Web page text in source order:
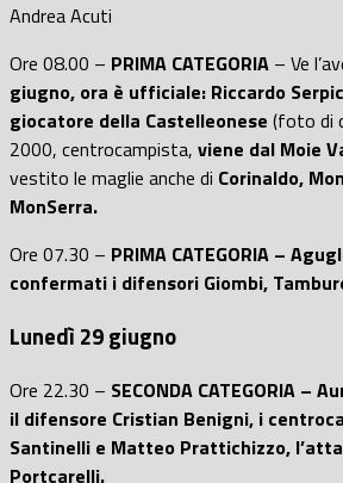
Andrea Acuti
Ore 08.00 – PRIMA CATEGORIA – Ve
giugno, ora è ufficiale: Riccardo
giocatore della Castelleonese (foto di
2000, centrocampista, viene dal Moie
vestito le maglie anche di Corinaldo,
MonSerra.
Ore 07.30 – PRIMA CATEGORIA –
confermati i difensori Giombi,
Lunedì 29 giugno
Ore 22.30 – SECONDA CATEGORIA –
il difensore Cristian Benigni, i
Santinelli e Matteo Prattichizzo,
Portcarelli.